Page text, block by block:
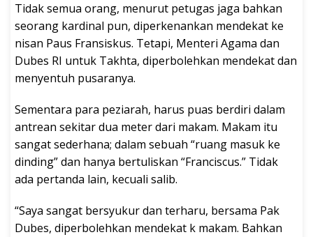
Tidak semua orang, menurut petugas jaga bahkan
seorang kardinal pun, diperkenankan mendekat ke
nisan Paus Fransiskus. Tetapi, Menteri Agama dan
Dubes RI untuk Takhta, diperbolehkan mendekat dan
menyentuh pusaranya.
Sementara para peziarah, harus puas berdiri dalam
antrean sekitar dua meter dari makam. Makam itu
sangat sederhana; dalam sebuah “ruang masuk ke
dinding” dan hanya bertuliskan “Franciscus.” Tidak
ada pertanda lain, kecuali salib.
“Saya sangat bersyukur dan terharu, bersama Pak
Dubes, diperbolehkan mendekat k makam. Bahkan